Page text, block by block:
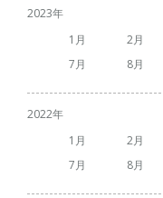
2023
1
2
7
8
2022
1
2
7
8